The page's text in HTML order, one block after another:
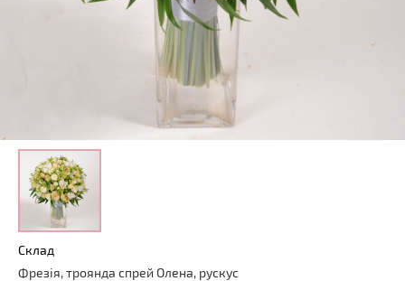
Склад
Фрезія,троянда спрей Олена, рускус